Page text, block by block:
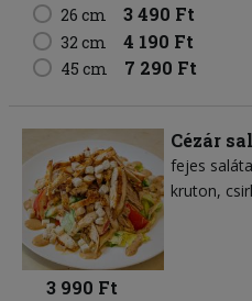
26 cm 3 490 Ft
32 cm 4 190 Ft
45 cm 7 290 Ft
Cézár
fejes saláta
kruton
3 990 Ft